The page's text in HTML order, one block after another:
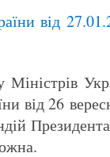
від
Міністрів
від 26